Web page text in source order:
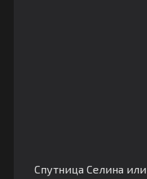
Спутница Селина